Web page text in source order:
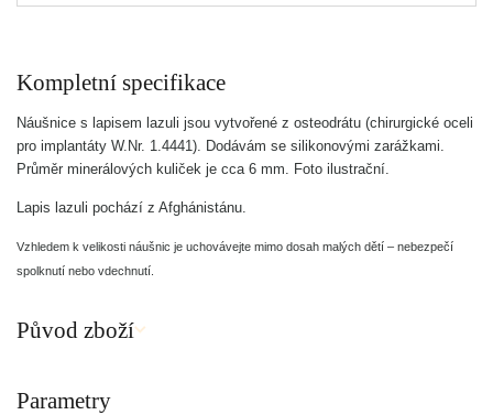
Kompletní specifikace
Náušnice s lapisem lazuli jsou vytvořené z osteodrátu (chirurgické oceli
pro implantáty W.Nr. 1.4441). Dodávám se silikonovými zarážkami.
Průměr minerálových kuliček je cca 6 mm. Foto ilustrační.
Lapis lazuli pochází z Afghánistánu.
Vzhledem k velikosti náušnic je uchovávejte mimo dosah malých dětí – nebezpečí
spolknutí nebo vdechnutí.
Původ zboží
Parametry